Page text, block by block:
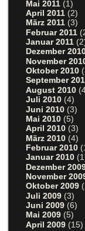
Mai 2011 (1)
April 2011 (2)
März 2011 (3)
Februar 2011
Januar 2011
Dezember
November
Oktober 2010
September
August 2010
Juli 2010 (4)
Juni 2010 (3)
Mai 2010 (5)
April 2010 (3)
März 2010 (4)
Februar 2010
Januar 2010
Dezember
November
Oktober 2009
Juli 2009 (3)
Juni 2009 (6)
Mai 2009 (5)
April 2009 (15)